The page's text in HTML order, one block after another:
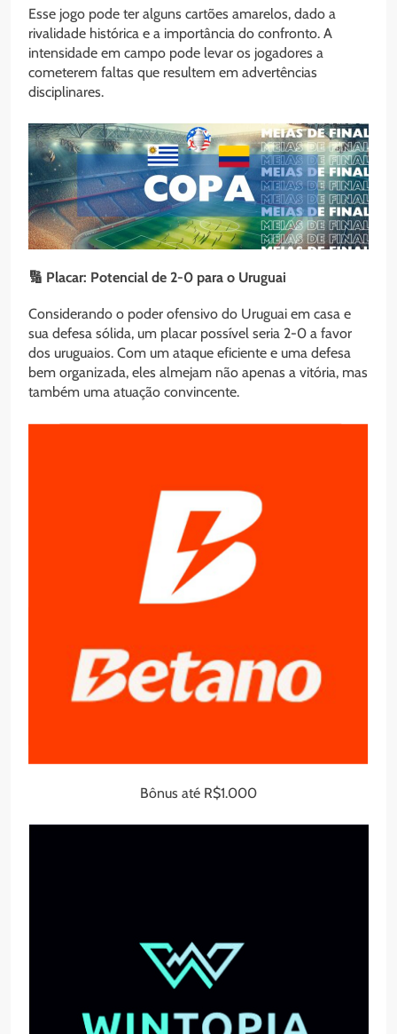
Esse jogo pode ter alguns cartões amarelos, dado a
rivalidade histórica e a importância do confronto. A
intensidade em campo pode levar os jogadores a
cometerem faltas que resultem em advertências
disciplinares.
🔢 Placar: Potencial de 2-0 para o Uruguai
Considerando o poder ofensivo do Uruguai em casa e
sua defesa sólida, um placar possível seria 2-0 a favor
dos uruguaios. Com um ataque eficiente e uma defesa
bem organizada, eles almejam não apenas a vitória, mas
também uma atuação convincente.
Bônus até R$1.000